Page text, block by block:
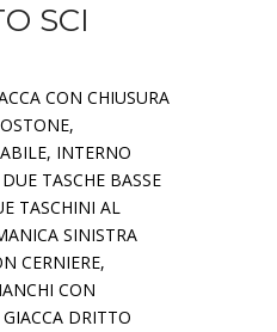
SCI
CON CHIUSURA
INTERNO
TASCHE BASSE
TASCHINI AL
SINISTRA
CERNIERE,
CON
DRITTO